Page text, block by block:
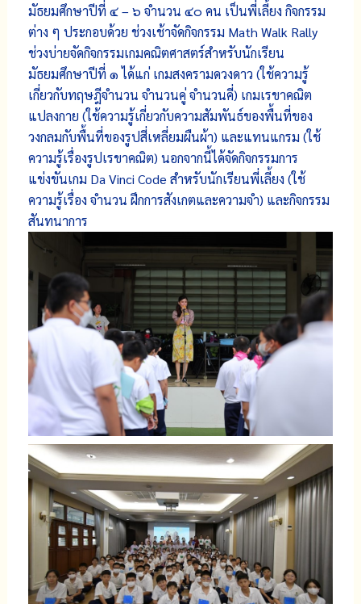
มัธยมศึกษาปีที่ ๔ – ๖ จำนวน ๔๐ คน เป็นพี่เลี้ยง กิจกรรม
ต่าง ๆ ประกอบด้วย ช่วงเช้าจัดกิจกรรม Math Walk Rally
ช่วงบ่ายจัดกิจกรรมเกมคณิตศาสตร์สำหรับนักเรียน
มัธยมศึกษาปีที่ ๑ ได้แก่ เกมสงครามดวงดาว (ใช้ความรู้
เกี่ยวกับทฤษฎีจำนวน จำนวนคู่ จำนวนคี่) เกมเรขาคณิต
แปลงกาย (ใช้ความรู้เกี่ยวกับความสัมพันธ์ของพื้นที่ของ
วงกลมกับพื้นที่ของรูปสี่เหลี่ยมผืนผ้า) และแทนแกรม (ใช้
ความรู้เรื่องรูปเรขาคณิต) นอกจากนี้ได้จัดกิจกรรมการ
แข่งขันเกม Da Vinci Code สำหรับนักเรียนพี่เลี้ยง (ใช้
ความรู้เรื่อง จำนวน ฝึกการสังเกตและความจำ) และกิจกรรม
สันทนาการ